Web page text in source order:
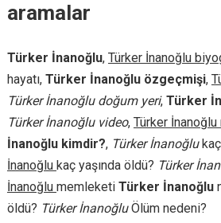
aramalar
Türker İnanoğlu, Türker İnanoğlu
hayatı, Türker İnanoğlu özgeçmişi,
Türker İnanoğlu doğum yeri, Türker
Türker İnanoğlu video, Türker
İnanoğlu kimdir?, Türker İnanoğlukaç
İnanoğlu kaç yaşında öldü? Türker
İnanoğlu memleketi Türker İnanoğlu
öldü? Türker İnanoğluÖlüm nedeni?